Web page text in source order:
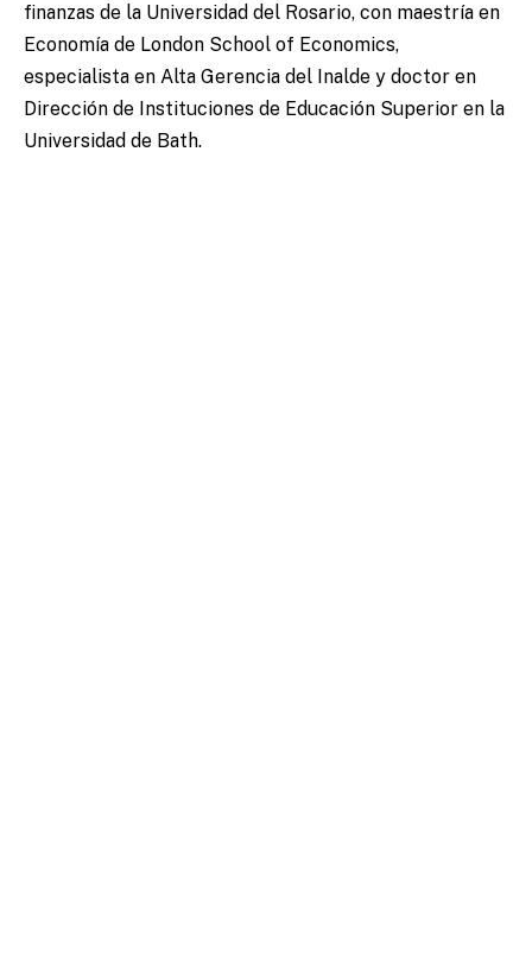
finanzas de la Universidad del Rosario, con maestría en
Economía de London School of Economics,
especialista en Alta Gerencia del Inalde y doctor en
Dirección de Instituciones de Educación Superior en la
Universidad de Bath.